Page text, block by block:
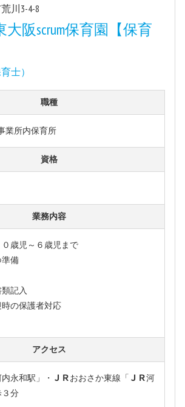
川3-4-8
阪scrum保育園【保育
士）
職種
業所内保育所
資格
業務内容
歳児～６歳児まで
準備
類記入
時の保護者対応
アクセス
永和駅」・ＪＲおおさか東線「ＪＲ河
３分